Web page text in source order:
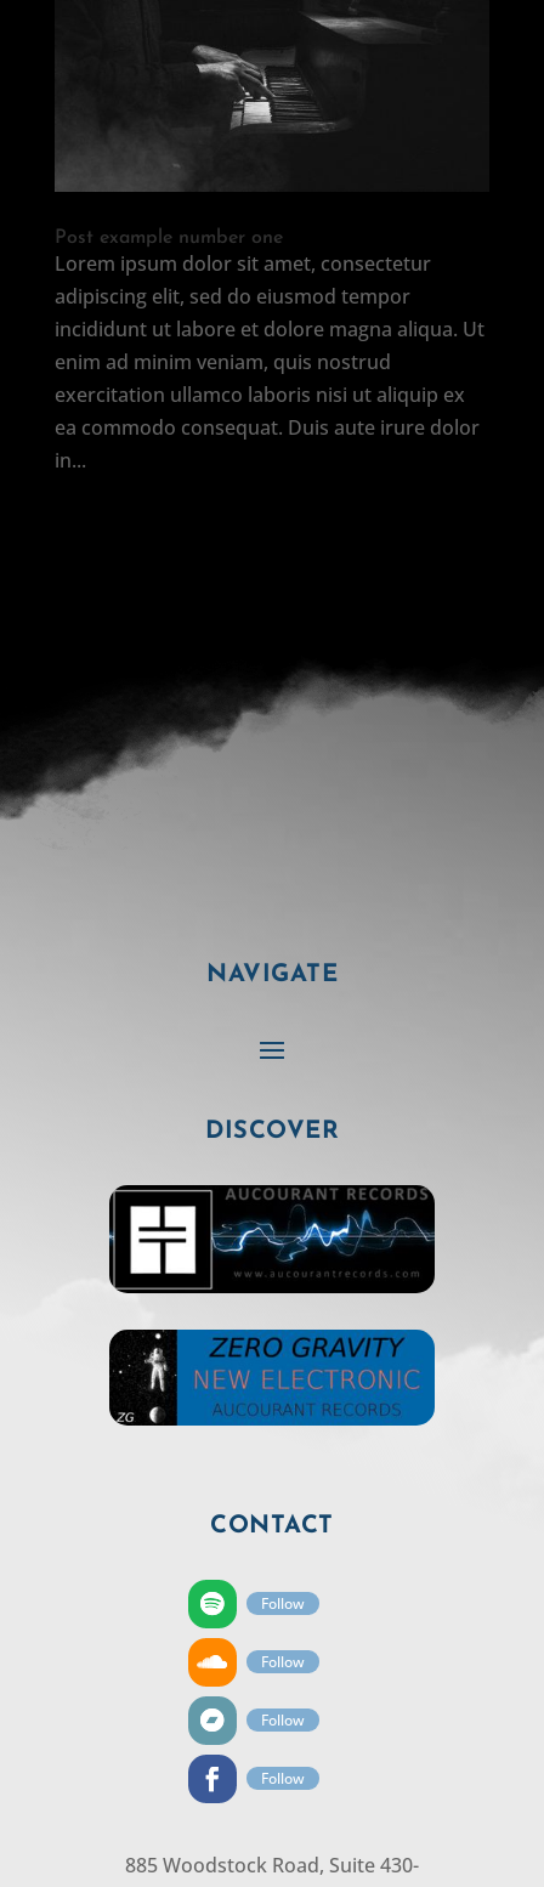
Post example number one
Lorem ipsum dolor sit amet, consectetur
adipiscing elit, sed do eiusmod tempor
incididunt ut labore et dolore magna aliqua. Ut
enim ad minim veniam, quis nostrud
exercitation ullamco laboris nisi ut aliquip ex
ea commodo consequat. Duis aute irure dolor
in...
NAVIGATE
DISCOVER
CONTACT
Follow
Follow
Follow
Follow
885 Woodstock Road, Suite 430-